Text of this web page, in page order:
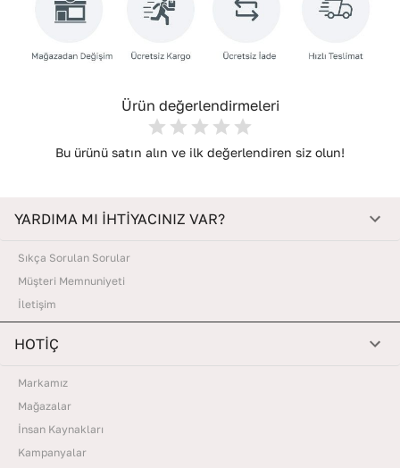
Topuk Tipi:Düz Topuklu
arındırın. Hafif nemli bezle silin, doğal olarak kurumasını
Ürün değerlendirmeleri
Bu ürünü satın alın ve ilk değerlendiren siz olun!
YARDIMA MI İHTİYACINIZ VAR?
Sıkça Sorulan Sorular
Müşteri Memnuniyeti
İletişim
HOTİÇ
Markamız
Mağazalar
İnsan Kaynakları
Kampanyalar